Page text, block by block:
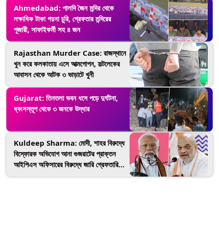
Ahmedabad: পালদি জৈন মন্দির থেকে
লক্ষাধিক টাকা গয়না চুরি, গ্রেফতার মন্দিরের
পূজারী, সাফাইকর্মী সহ ৪ জন
Rajasthan Murder Case: রাজস্থানে
খুন করে কলকাতায় এসে আত্মগোপন, সল্টলেকের
আবাসন থেকে আটক ৩ ভাড়াটে খুনী
Gujarat: তিনতলা ভবন ধসে পড়ে দুর্ঘটনা,
ধ্বংসস্তূপ থেকে ৩ জনকে উদ্ধার
Kuldeep Sharma: মোদী, শাহর বিরুদ্ধে
বিস্ফোরক অভিযোগ আনা গুজরাটের প্রাক্তন
আইপিএস অফিসারের বিরুদ্ধে জারি গ্রেফতারি